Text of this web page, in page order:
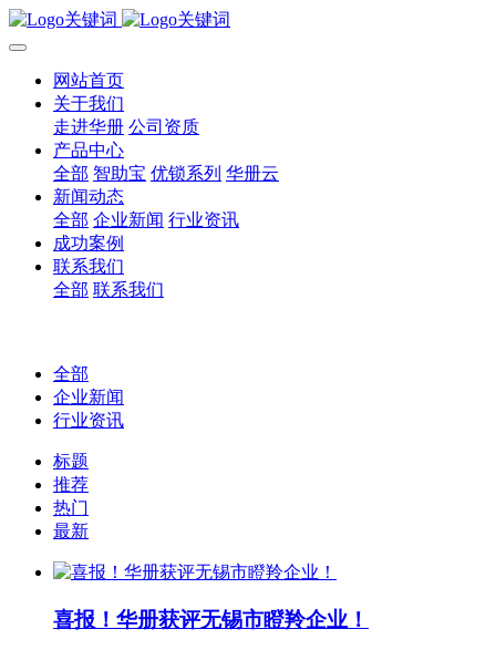
网站首页
关于我们
走进华册 公司资质
产品中心
全部 智助宝 优锁系列 华册云
新闻动态
全部 企业新闻 行业资讯
成功案例
联系我们
全部 联系我们
全部
企业新闻
行业资讯
标题
推荐
热门
最新
喜报！华册获评无锡市瞪羚企业！